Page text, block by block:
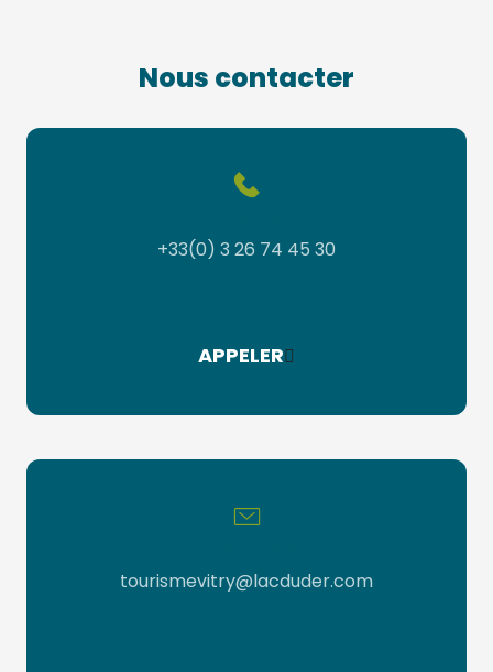
Nous contacter
+33(0) 3 26 74 45 30
APPELER
tourismevitry@lacduder.com